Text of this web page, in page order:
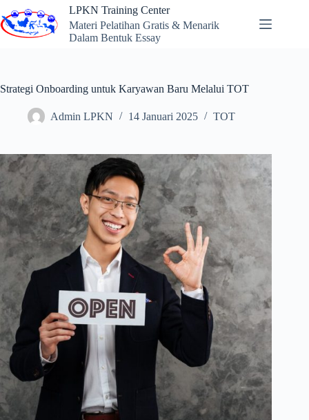
to
content
LPKN Training Center
Materi Pelatihan Gratis & Menarik
Dalam Bentuk Essay
Strategi Onboarding untuk Karyawan Baru Melalui TOT
Admin LPKN 14 Januari 2025 TOT